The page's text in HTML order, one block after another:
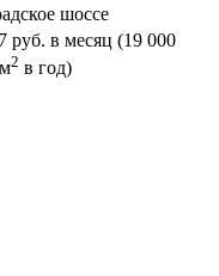
шоссе
руб. в месяц (19 000
2 в год)